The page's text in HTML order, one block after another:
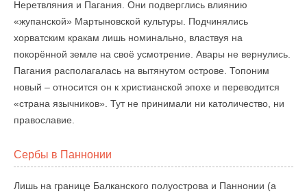
Неретвляния и Пагания. Они подверглись влиянию
«жупанской» Мартыновской культуры. Подчинялись
хорватским кракам лишь номинально, властвуя на
покорённой земле на своё усмотрение. Авары не вернулись.
Пагания располагалась на вытянутом острове. Топоним
новый – относится он к христианской эпохе и переводится
«страна язычников». Тут не принимали ни католичество, ни
православие.
Сербы в Паннонии
Лишь на границе Балканского полуострова и Паннонии (а